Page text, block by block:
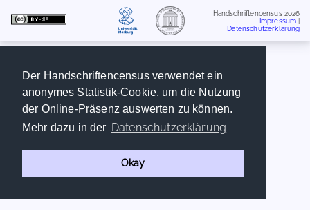
Der Handschriftencensus verwendet ein
anonymes Statistik-Cookie, um die Nutzung
der Online-Präsenz auswerten zu können.
Mehr dazu in der Datenschutzerklärung
Okay
Handschriftencensus 2026
Impressum
Datenschutzerklärung